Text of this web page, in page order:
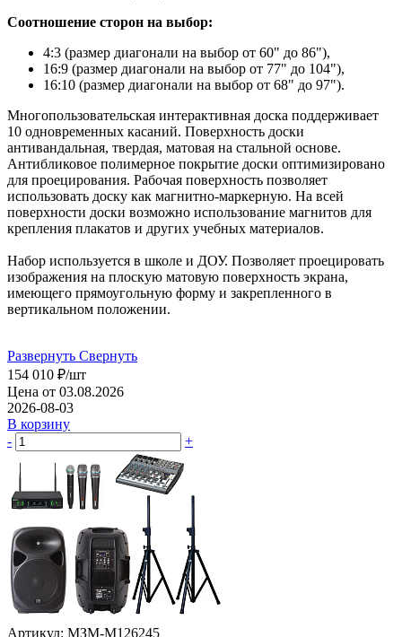
Соотношение сторон на выбор:
4:3 (размер диагонали на выбор от 60" до 86"),
16:9 (размер диагонали на выбор от 77" до 104"),
16:10 (размер диагонали на выбор от 68" до 97").
Многопользовательская интерактивная доска поддерживает
10 одновременных касаний. Поверхность доски
антивандальная, твердая, матовая на стальной основе.
Антибликовое полимерное покрытие доски оптимизировано
для проецирования. Рабочая поверхность позволяет
использовать доску как магнитно-маркерную. На всей
поверхности доски возможно использование магнитов для
крепления плакатов и других учебных материалов.
Набор используется в школе и ДОУ. Позволяет проецировать
изображения на плоскую матовую поверхность экрана,
имеющего прямоугольную форму и закрепленного в
вертикальном положении.
Развернуть Свернуть
154 010 ₽/шт
Цена от 03.08.2026
2026-08-03
В корзину
-
+
Артикул: МЗМ-М126245